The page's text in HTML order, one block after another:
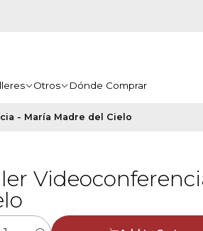
Otros Dónde Comprar
- María Madre del Cielo